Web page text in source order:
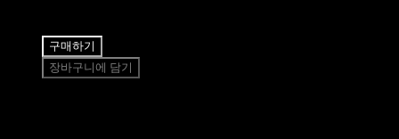
구매하기
장바구니에 담기